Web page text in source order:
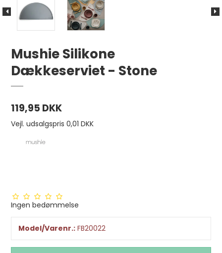
Mushie Silikone
Dækkeserviet - Stone
119,95 DKK
Vejl. udsalgspris 0,01 DKK
Ingen bedømmelse
Model/Varenr.: FB20022